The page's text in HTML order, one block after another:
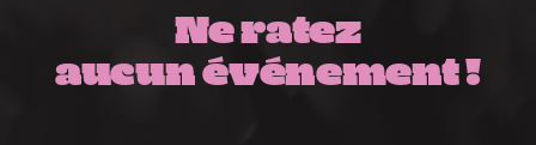
Ne ratez
aucun événement !